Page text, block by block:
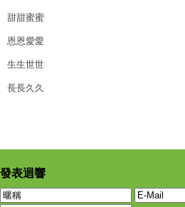
甜甜蜜蜜
恩恩愛愛
生生世世
長長久久
發表迴響